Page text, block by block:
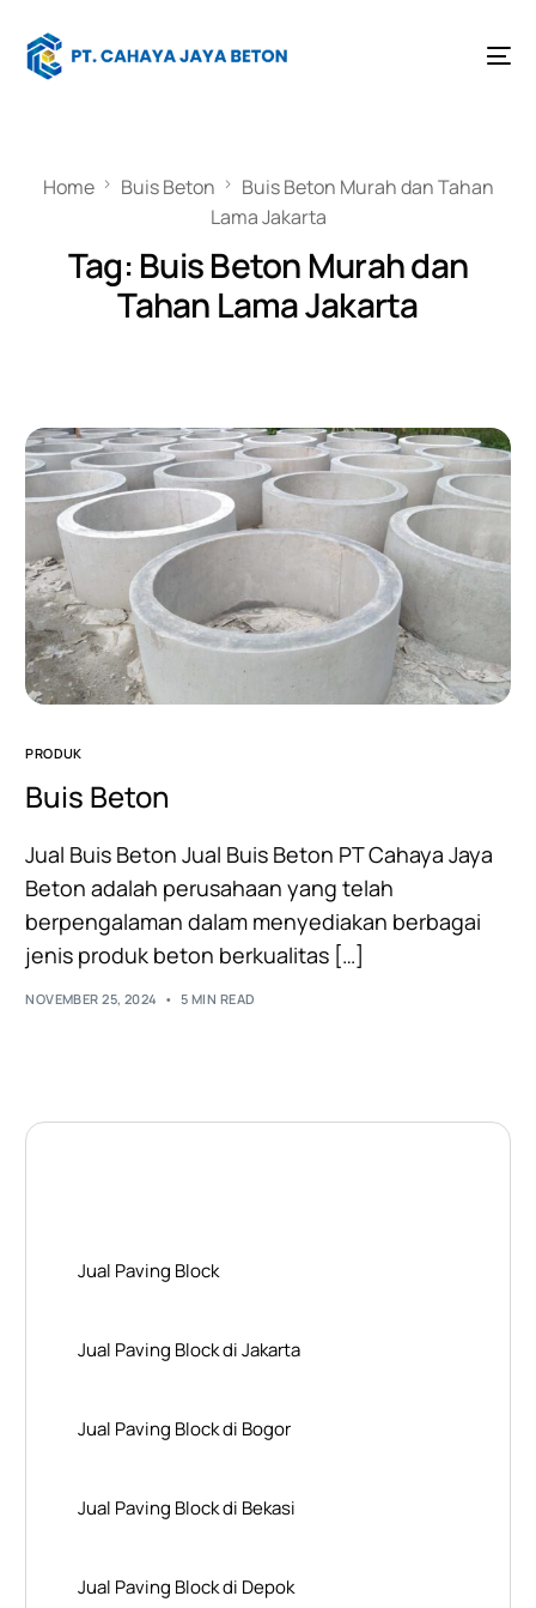
Home Buis Beton
Buis Beton Murah dan Tahan
Lama Jakarta
Tag: Buis Beton Murah dan
Tahan Lama Jakarta
PRODUK
Buis Beton
Jual Buis Beton Jual Buis Beton PT Cahaya Jaya
Beton adalah perusahaan yang telah
berpengalaman dalam menyediakan berbagai
jenis produk beton berkualitas […]
NOVEMBER 25, 2024 5 MIN READ
Jual Paving Block
Jual Paving Block di Jakarta
Jual Paving Block di Bogor
Jual Paving Block di Bekasi
Jual Paving Block di Depok